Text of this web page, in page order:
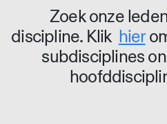
Zoek onze
discipline. Klik hier
subdisciplines